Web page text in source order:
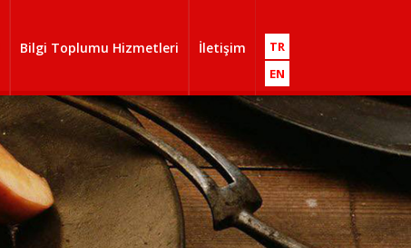
Bilgi Toplumu Hizmetleri İletişim
TR
EN